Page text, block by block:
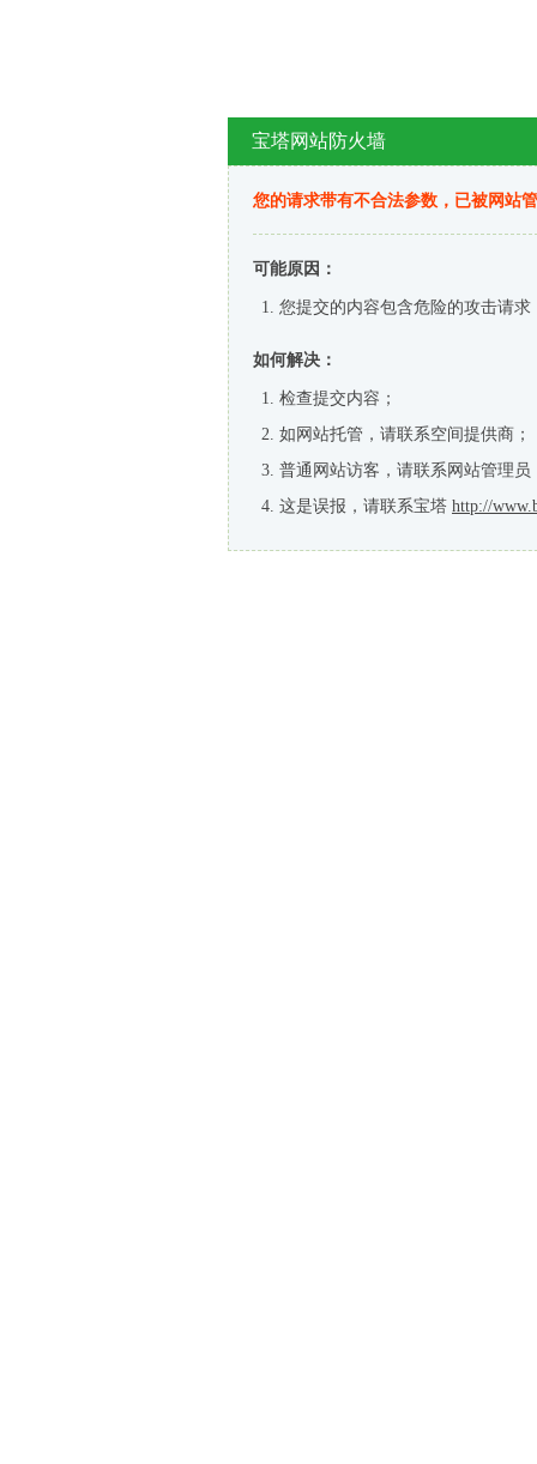
宝塔网站防火墙
您的请求带有不合法参数，已被网站
可能原因：
您提交的内容包含危险的攻击请求
如何解决：
检查提交内容；
如网站托管，请联系空间提供商；
普通网站访客，请联系网站管理员
这是误报，请联系宝塔 http://